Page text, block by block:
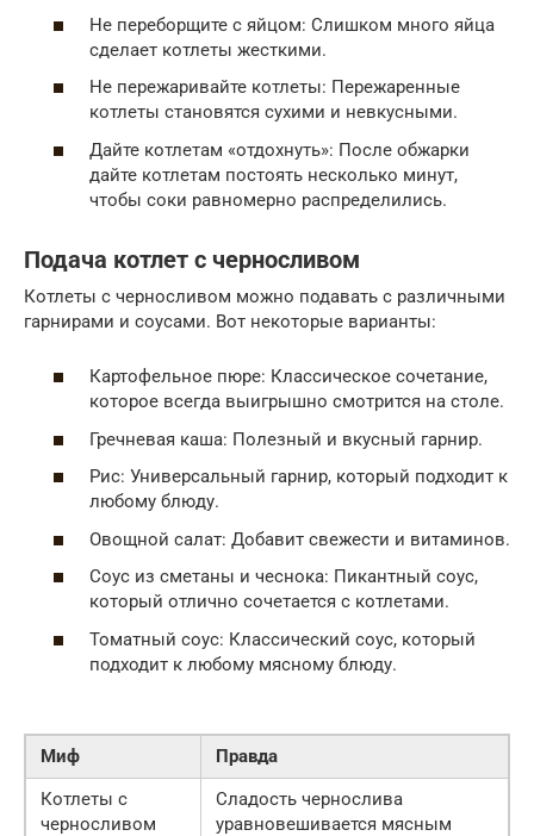
Не переборщите с яйцом: Слишком много яйца
сделает котлеты жесткими.
Не пережаривайте котлеты: Пережаренные
котлеты становятся сухими и невкусными.
Дайте котлетам «отдохнуть»: После обжарки
дайте котлетам постоять несколько минут,
чтобы соки равномерно распределились.
Подача котлет с черносливом
Котлеты с черносливом можно подавать с различными
гарнирами и соусами. Вот некоторые варианты:
Картофельное пюре: Классическое сочетание,
которое всегда выигрышно смотрится на столе.
Гречневая каша: Полезный и вкусный гарнир.
Рис: Универсальный гарнир, который подходит к
любому блюду.
Овощной салат: Добавит свежести и витаминов.
Соус из сметаны и чеснока: Пикантный соус,
который отлично сочетается с котлетами.
Томатный соус: Классический соус, который
подходит к любому мясному блюду.
Миф
Правда
Котлеты с
черносливом
Сладость чернослива
уравновешивается мясным